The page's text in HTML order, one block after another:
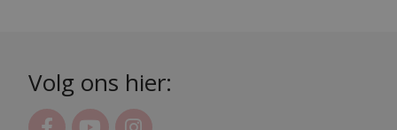
Volg ons hier: